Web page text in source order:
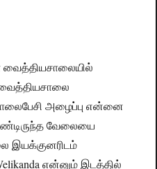
வைத்தியசாலையில்
அழைப்பு என்னை
வேலையை
இயக்குனரிடம்
என்னும் இடத்தில்